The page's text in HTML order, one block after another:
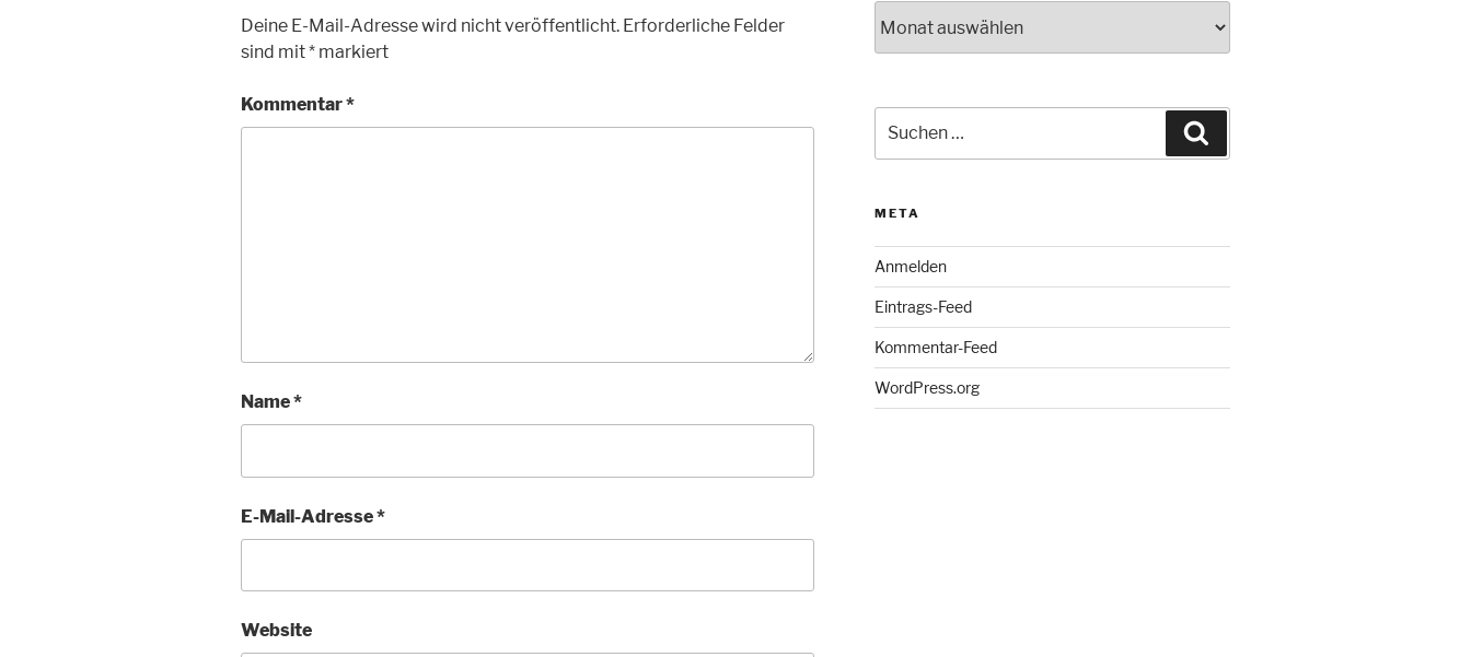
Deine E-Mail-Adresse wird nicht veröffentlicht. Erforderliche Felder
sind mit* markiert
Kommentar*
Name*
E-Mail-Adresse*
Website
nach:
META
Anmelden
Eintrags-Feed
Kommentar-Feed
WordPress.org